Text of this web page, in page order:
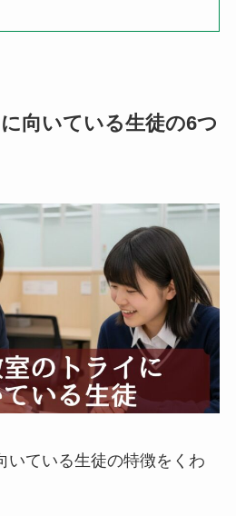
向いている生徒の6つ
いている生徒の特徴をくわ